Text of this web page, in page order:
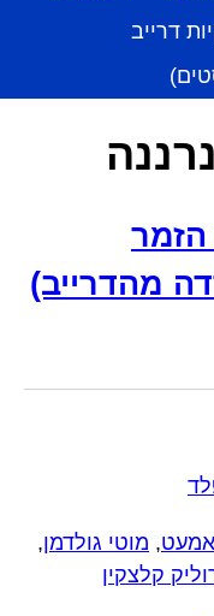
דרייב
מהדרייב)
, מוטי גולדמן,
קלצקין